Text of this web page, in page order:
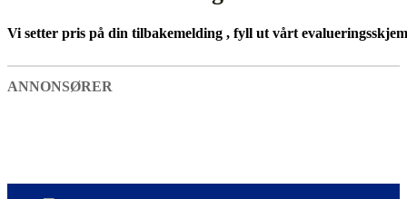
Vi setter pris på din tilbakemelding , fyll ut vårt
ANNONSØRER